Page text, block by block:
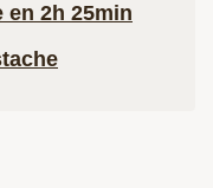
en 2h 25min